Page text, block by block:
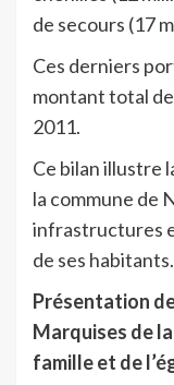
de secours (17
Ces derniers
montant total
2011.
Ce bilan illustre
la commune de
infrastructures
de ses habitants.
Présentation
Marquises de
famille et de